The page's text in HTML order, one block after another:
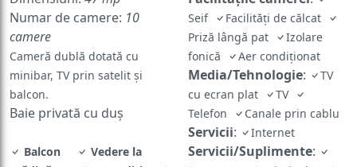
Numar de camere: 10
camere
Cameră dublă dotată cu
minibar, TV prin satelit și
balcon.
Baie privată cu duș
Balcon
Vedere la
Seif
Facilităţi de călcat
Priză lângă pat
Izolare
fonică
Aer condiţionat
Media/Tehnologie:
TV
cu ecran plat
TV
Telefon
Canale prin cablu
Servicii: Internet
Servicii/Suplimente: